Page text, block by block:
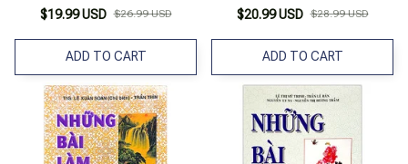
2025)
$19.99 USD $26.99 USD
ADD TO CART
$20.99 USD $28.99 USD
ADD TO CART